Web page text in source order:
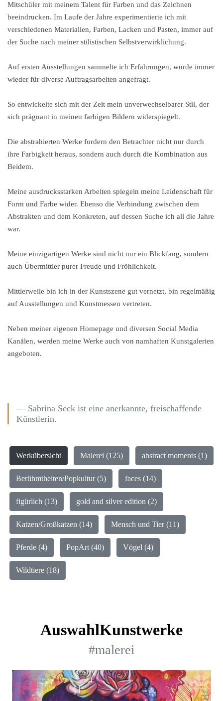
Mitschüler mit meinem Talent für Farben und das Zeichnen
beeindrucken. Im Laufe der Jahre experimentierte ich mit
verschiedenen Materialien, Farben, Lacken und Pasten, immer auf
der Suche nach meiner stilistischen Selbstverwirklichung.
Auf ersten Ausstellungen sammelte ich Erfahrungen, wurde immer
wieder für diverse Auftragsarbeiten angefragt.
So entwickelte sich mit der Zeit mein unverwechselbarer Stil, der
sich prägnant in meinen farbigen Bildern widerspiegelt.
Die abstrahierten Werke fordern den Betrachter nicht nur durch
ihre Farbigkeit heraus, sondern auch durch die Kombination aus
Beidem.
Meine ausdrucksstarken Arbeiten spiegeln meine Leidenschaft für
Form und Farbe wider. Ebenso die Verbindung zwischen dem
Abstrakten und dem Konkreten, auf dessen Suche ich all die Jahre
war.
Meine einzigartigen Werke sind nicht nur ein Blickfang, sondern
auch Übermittler purer Freude und Fröhlichkeit.
Mittlerweile bin ich in der Kunstszene gut vernetzt, bin regelmäßig
auf Ausstellungen und Kunstmessen vertreten.
Neben meiner eigenen Homepage und diversen Social Media
Kanälen, werden meine Werke auch von namhaften Kunstgalerien
angeboten.
Sabrina Seck ist eine anerkannte, freischaffende
Künstlerin.
Werkübersicht Malerei (125) abstract moments (1)
Berühmtheiten/Popkultur (5) faces (14)
figürlich (13) gold and silver edition (2)
Katzen/Großkatzen (14) Mensch und Tier (11)
Pferde (4) PopArt (40) Vögel (4)
Wildtiere (18)
AuswahlKunstwerke
#malerei